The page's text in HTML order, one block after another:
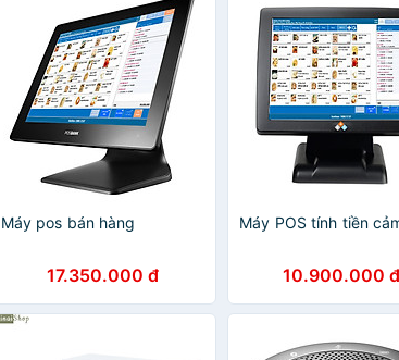
Máy pos bán hàng
17.350.000 đ
Máy POS tính tiền
10.900.000 đ